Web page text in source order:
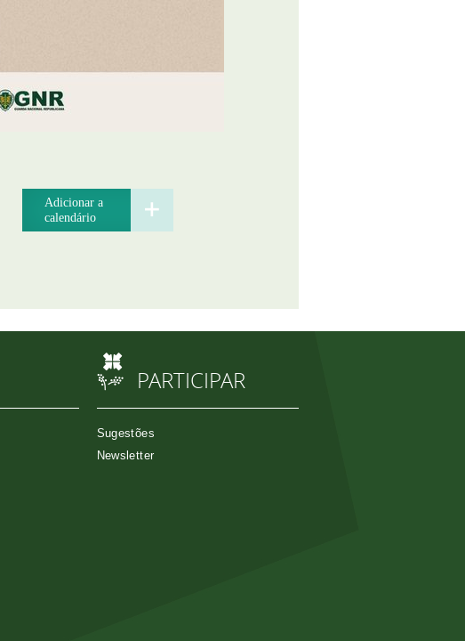
Adicionar a
calendário
PARTICIPAR
Sugestões
Newsletter